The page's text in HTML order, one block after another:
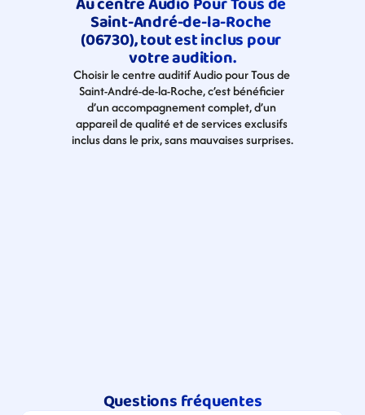
Saint-André-de-la-Roche
(06730), tout est inclus pour
votre audition.
Choisir le centre auditif Audio pour Tous de
Saint-André-de-la-Roche, c’est bénéficier
d’un accompagnement complet, d’un
appareil de qualité et de services exclusifs
inclus dans le prix, sans mauvaises surprises.
Questions fréquentes